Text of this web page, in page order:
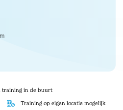
training in de buurt
Training op eigen locatie mogelijk